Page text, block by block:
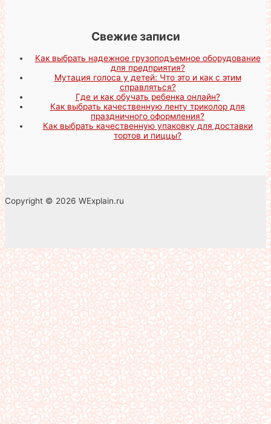
Свежие записи
Как выбрать надежное грузоподъемное оборудование
для предприятия?
Мутация голоса у детей: Что это и как с этим
справляться?
Где и как обучать ребенка онлайн?
Как выбрать качественную ленту триколор для
праздничного оформления?
Как выбрать качественную упаковку для доставки
тортов и пиццы?
Copyright © 2026 WExplain.ru